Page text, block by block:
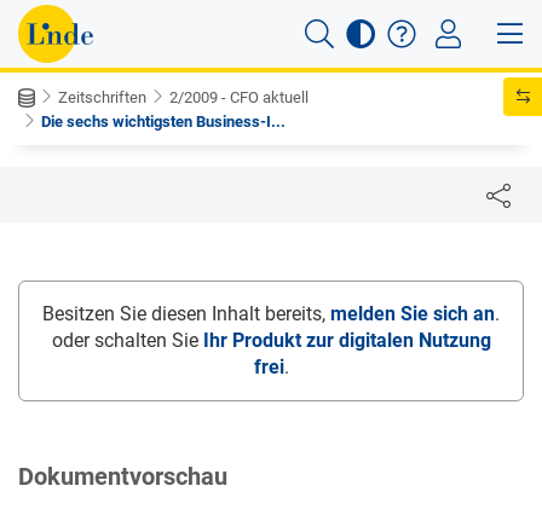
Zeitschriften
2/2009 - CFO aktuell
Die sechs wichtigsten Business-I...
Besitzen Sie diesen Inhalt bereits, melden Sie sich an.
oder schalten Sie Ihr Produkt zur digitalen Nutzung
frei.
Dokumentvorschau